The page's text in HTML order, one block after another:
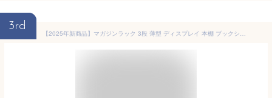
3rd
【2025年新商品】マガジンラック 3段 薄型 ディスプレイ 本棚 ブックシェルフ マガジンスタンド おしゃれ 木製 幅48cm 奥行21cm スリム コンパクト 省スペース 雑誌 本 絵本 ＜オフラブックシェルフ OF80-50S＞